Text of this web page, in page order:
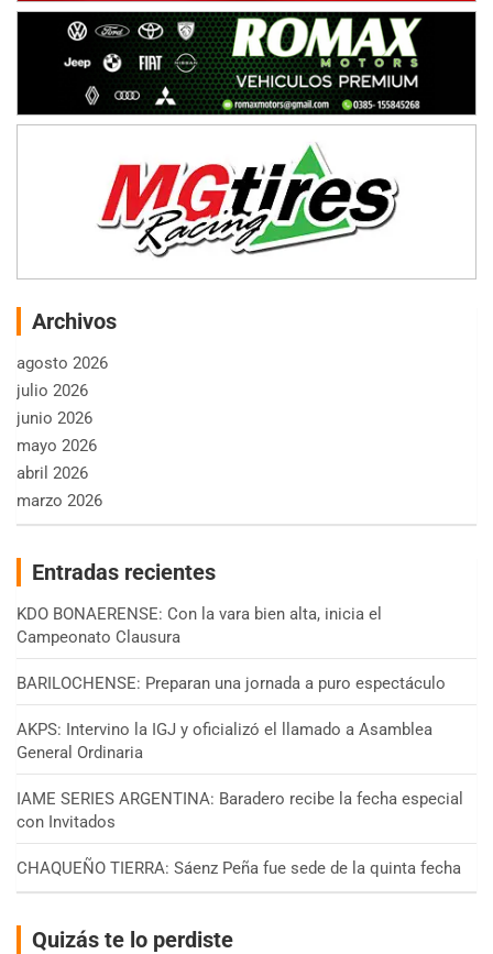
Archivos
agosto 2026
julio 2026
junio 2026
mayo 2026
abril 2026
marzo 2026
Entradas recientes
KDO BONAERENSE: Con la vara bien alta, inicia el
Campeonato Clausura
BARILOCHENSE: Preparan una jornada a puro espectáculo
AKPS: Intervino la IGJ y oficializó el llamado a Asamblea
General Ordinaria
IAME SERIES ARGENTINA: Baradero recibe la fecha especial
con Invitados
CHAQUEÑO TIERRA: Sáenz Peña fue sede de la quinta fecha
Quizás te lo perdiste